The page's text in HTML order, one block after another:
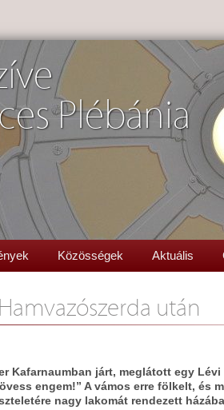
Plébánia
Közösségek Aktuális
után
Kafarnaumban járt, meglátott egy
engem!” A vámos erre fölkelt, és
nagy lakomát rendezett